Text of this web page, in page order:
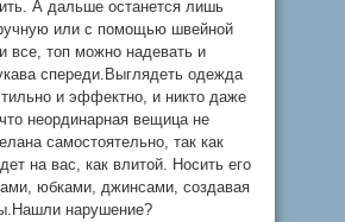
А дальше останется лишь
или с помощью швейной
все, топ можно надевать и
спереди.Выглядеть одежда
и эффектно, и никто даже
неординарная вещица не
самостоятельно, так как
на вас, как влитой. Носить его
юбками, джинсами, создавая
нарушение?